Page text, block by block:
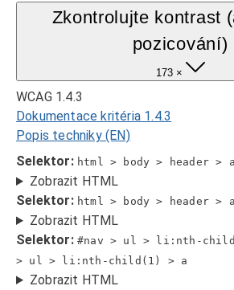
Zkontrolujte kontrast
pozicování)
173 ×
WCAG 1.4.3
Dokumentace kritéria 1.4.3
Popis techniky (EN)
Selektor: html > body > header >
Zobrazit HTML
Selektor: html > body > header >
Zobrazit HTML
Selektor: #nav > ul > li:nth-
> ul > li:nth-child(1) > a
Zobrazit HTML